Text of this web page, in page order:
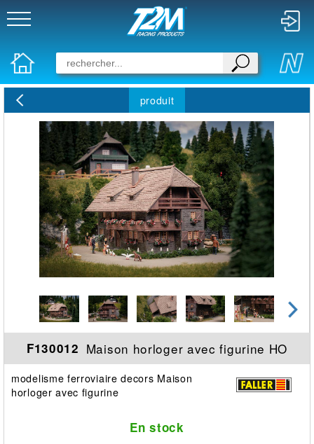
produit
F130012 Maison horloger avec figurine HO
modelisme ferroviaire decors Maison
horloger avec figurine
En stock